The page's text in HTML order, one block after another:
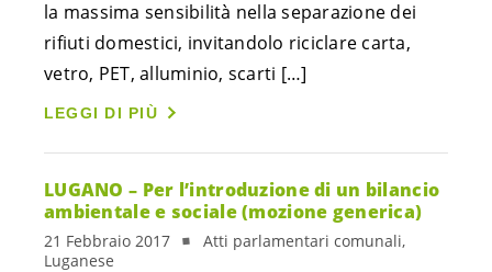
la massima sensibilità nella separazione dei
rifiuti domestici, invitandolo riciclare carta,
vetro, PET, alluminio, scarti […]
LEGGI DI PIÙ
LUGANO – Per l’introduzione di un bilancio
ambientale e sociale (mozione generica)
21 Febbraio 2017
Atti parlamentari comunali,
Luganese